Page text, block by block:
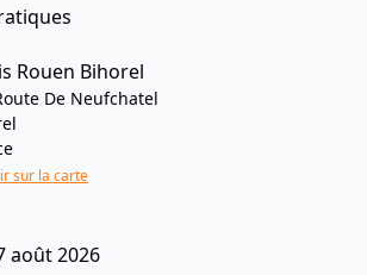
Rouen Bihorel
De Neufchatel
sur la carte
août 2026